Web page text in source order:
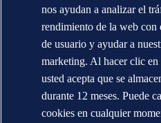
nos ayudan a analizar el
rendimiento de la web con
de usuario y ayudar a
marketing. Al hacer clic
usted acepta que se
durante 12 meses. Puede
cookies en cualquier